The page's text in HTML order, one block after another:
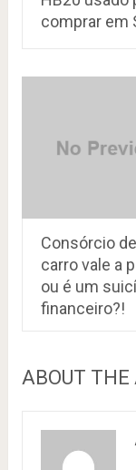
comprar em
Consórcio de
carro vale a
ou é um
financeiro?!
ABOUT THE